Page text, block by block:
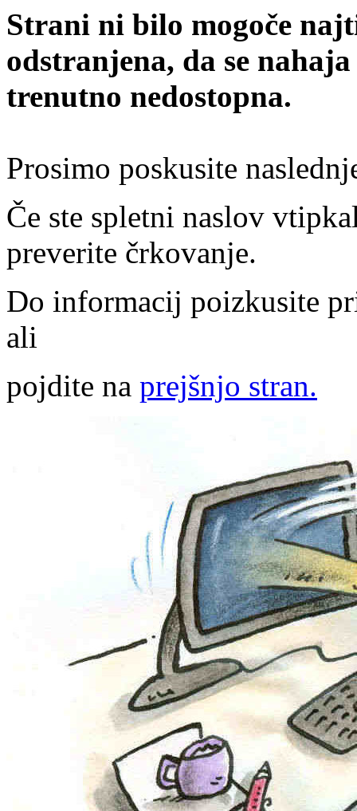
Strani ni bilo mogoče
odstranjena, da se
trenutno nedostopna.
Prosimo poskusite
Če ste spletni naslov
preverite črkovanje.
Do informacij poizkusite
ali
pojdite na prejšnjo stran.